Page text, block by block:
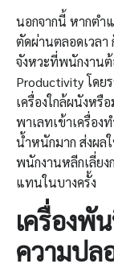
นอกจากนี้ หากตำ
ตัดผ่านตลอดเวลา
จังหวะที่พนักงาน
Productivity โดย
เครื่องใกล้ผนังห
พาเลทเข้าเครื่อ
น้ำหนักมาก ส่งผล
พนักงานหลีกเลี่ยง
แทนในบางครั้ง
เครื่องพั
ความปล